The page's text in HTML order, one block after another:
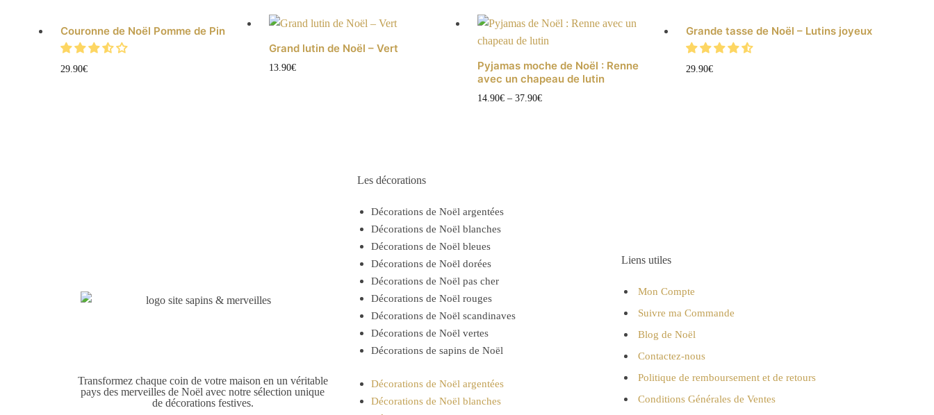
Couronne de Noël Pomme de Pin
29.90€
Grand lutin de Noël – Vert
13.90€
Pyjamas moche de Noël : Renne
avec un chapeau de lutin
14.90€– 37.90€
Grande tasse de Noël – Lutins joyeux
29.90€
Transformez chaque coin de votre maison en un véritable
pays des merveilles de Noël avec notre sélection unique
de décorations festives.
Les décorations
Décorations de Noël argentées
Décorations de Noël blanches
Décorations de Noël bleues
Décorations de Noël dorées
Décorations de Noël pas cher
Décorations de Noël rouges
Décorations de Noël scandinaves
Décorations de Noël vertes
Décorations de sapins de Noël
Décorations de Noël argentées
Décorations de Noël blanches
Liens utiles
Mon Compte
Suivre ma Commande
Blog de Noël
Contactez-nous
Politique de remboursement et de retours
Conditions Générales de Ventes